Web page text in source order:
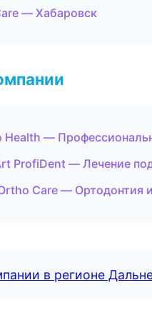
— Хабаровск
—
ProfiDent — Лечение
Care — Ортодонтия
в регионе